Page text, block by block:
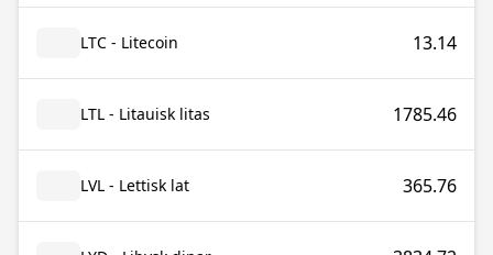
LTC - Litecoin 13.14
LTL - Litauisk litas 1785.46
LVL - Lettisk lat 365.76